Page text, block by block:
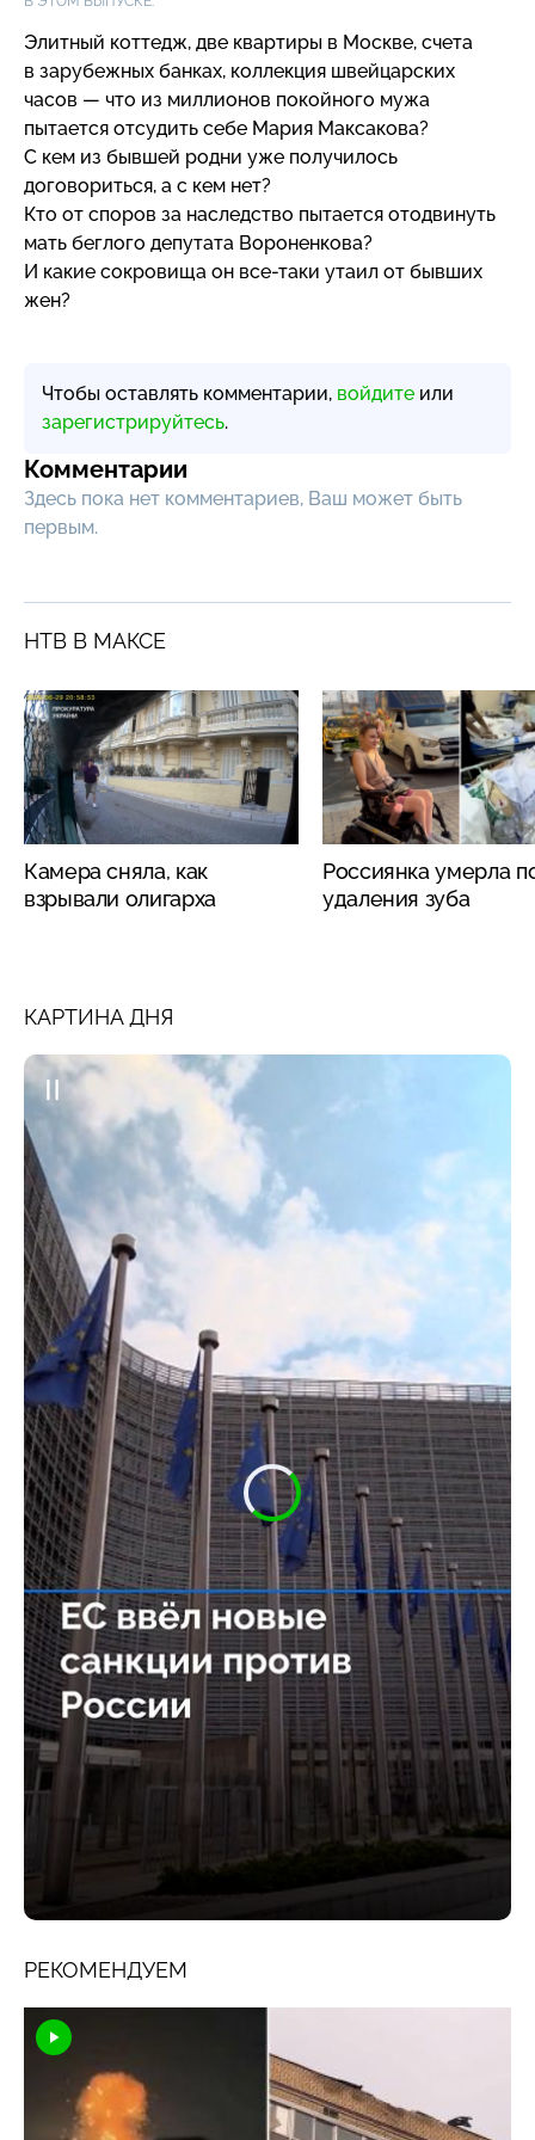
Элитный коттедж, две квартиры в Москве, счета
в зарубежных банках, коллекция швейцарских
часов — что из миллионов покойного мужа
пытается отсудить себе Мария Максакова?
С кем из бывшей родни уже получилось
договориться, а с кем нет?
Кто от споров за наследство пытается отодвинуть
мать беглого депутата Вороненкова?
И какие сокровища он все-таки утаил от бывших
жен?
Чтобы оставлять комментарии, войдите или
зарегистрируйтесь.
Комментарии
Здесь пока нет комментариев, Ваш может быть
первым.
НТВ В МАКСЕ
Камера сняла, как
взрывали олигарха
Россиянка умерла
удаления зуба
КАРТИНА ДНЯ
РЕКОМЕНДУЕМ